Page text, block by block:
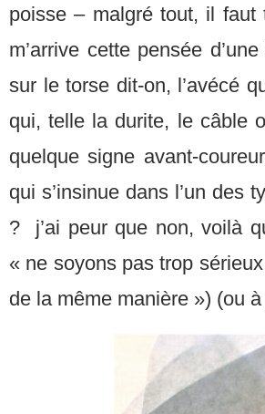
poisse – malgré tout, il faut
m’arrive cette pensée
sur le torse dit-on, l’avécé
qui, telle la durite, le câble
quelque signe avant-
qui s’insinue dans l’un des
? j’ai peur que non, voilà
« ne soyons pas trop
de la même manière ») (ou